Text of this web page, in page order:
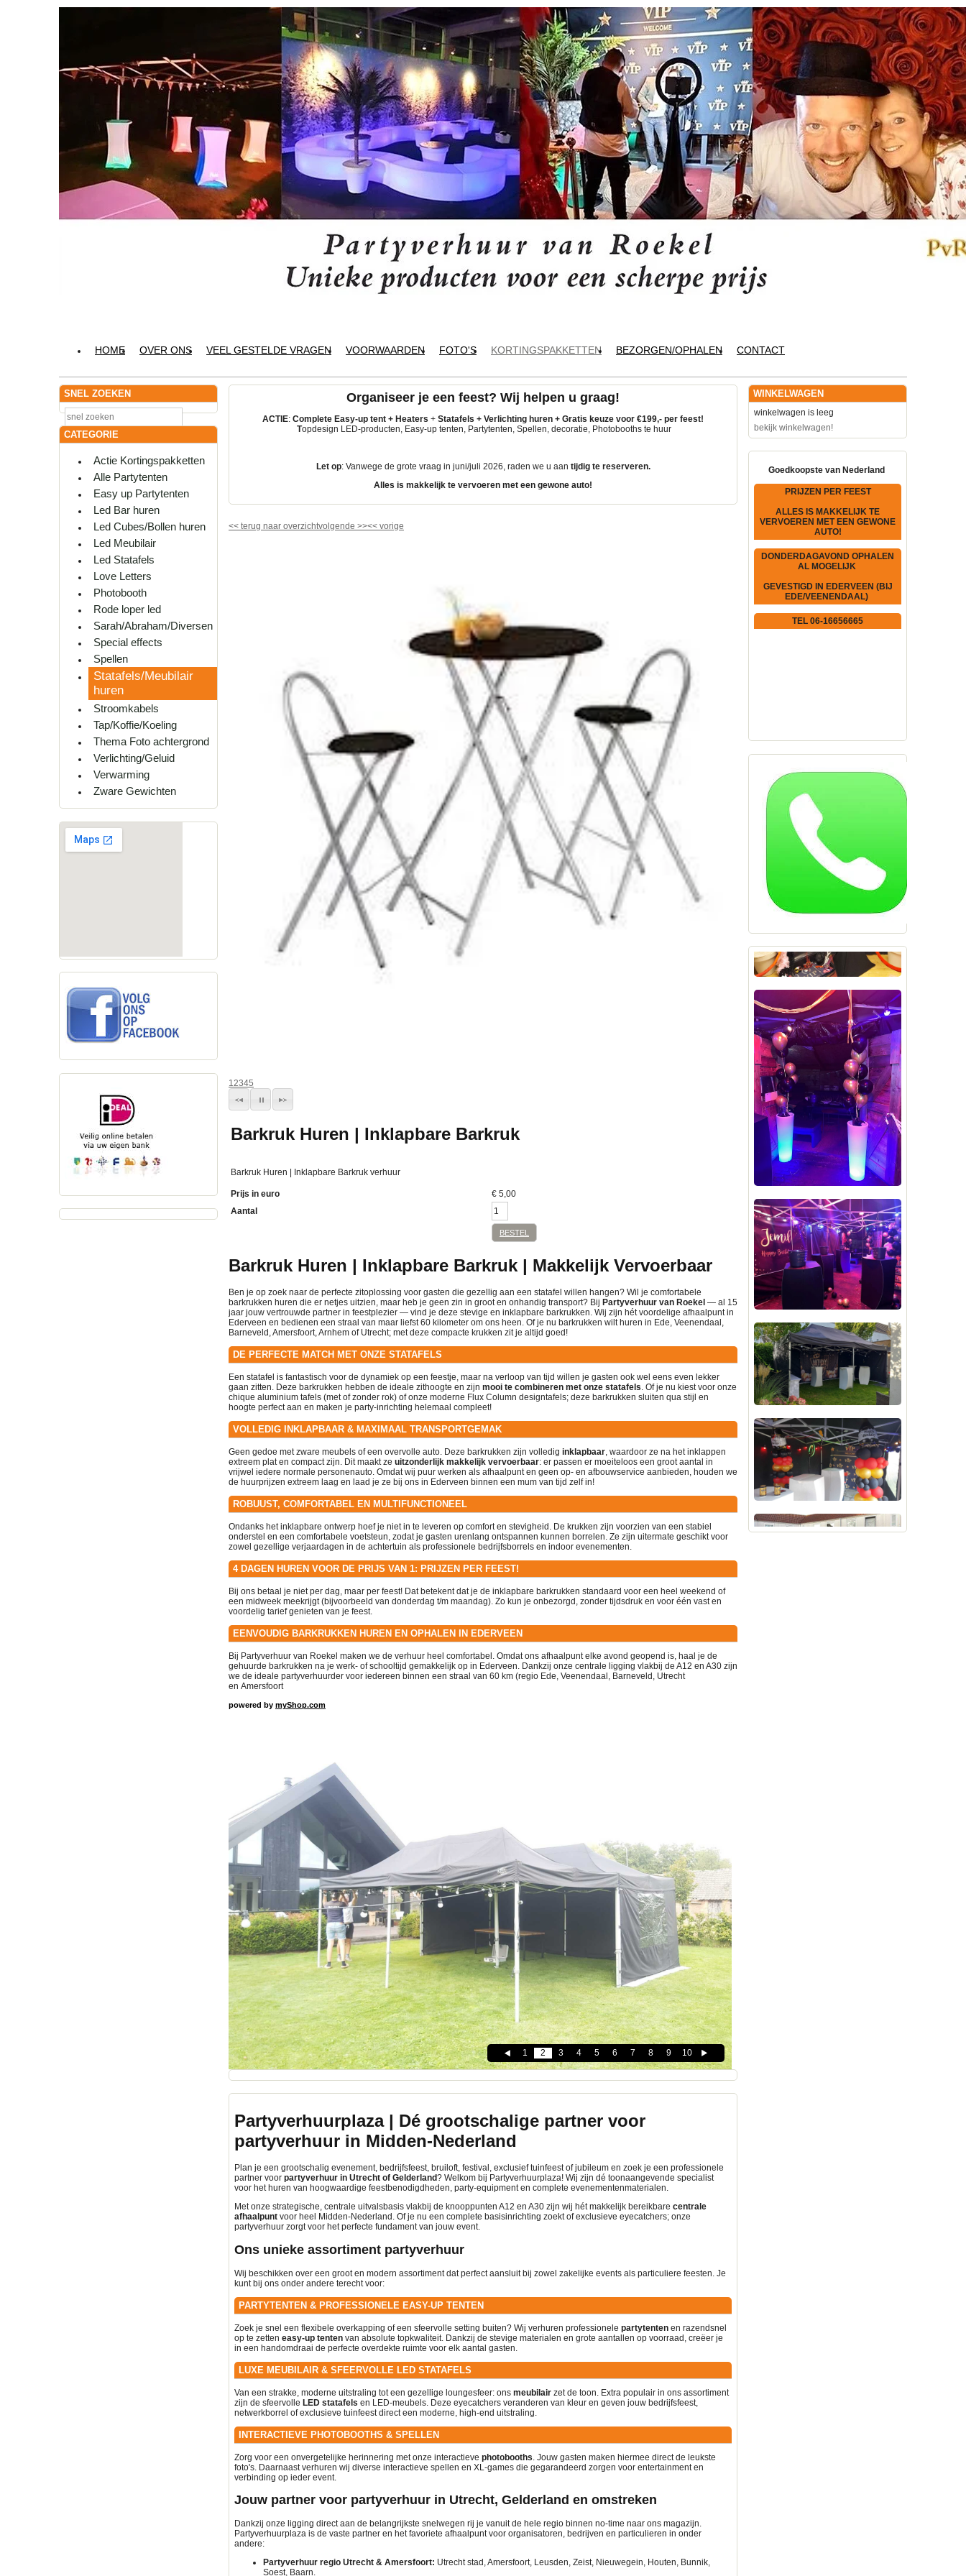
HOME OVER ONS VEEL GESTELDE VRAGEN VOORWAARDEN FOTO'S KORTINGSPAKKETTEN BEZORGEN/OPHALEN CONTACT
SNEL ZOEKEN
CATEGORIE
Actie Kortingspakketten
Alle Partytenten
Easy up Partytenten
Led Bar huren
Led Cubes/Bollen huren
Led Meubilair
Led Statafels
Love Letters
Photobooth
Rode loper led
Sarah/Abraham/Diversen
Special effects
Spellen
Statafels/Meubilair
huren
Stroomkabels
Tap/Koffie/Koeling
Thema Foto achtergrond
Verlichting/Geluid
Verwarming
Zware Gewichten
Organiseer je een feest? Wij helpen u graag!
ACTIE: Complete Easy-up tent + Heaters + Statafels + Verlichting huren + Gratis keuze voor €199,- per feest!
Topdesign LED-producten, Easy-up tenten, Partytenten, Spellen, decoratie, Photobooths te huur
Let op: Vanwege de grote vraag in juni/juli 2026, raden we u aan tijdigte reserveren.
Alles is makkelijk te vervoeren met een gewone auto!
<< terug naar overzichtvolgende >><< vorige
12345
Barkruk Huren | Inklapbare Barkruk
Barkruk Huren | Inklapbare Barkruk verhuur
Prijs in euro € 5,00
Aantal
BESTEL
Barkruk Huren | Inklapbare Barkruk | Makkelijk Vervoerbaar
Ben je op zoek naar de perfecte zitoplossing voor gasten die gezellig aan een statafel willen hangen? Wil je comfortabele
barkrukken huren die er netjes uitzien, maar heb je geen zin in groot en onhandig transport? Bij Partyverhuur van Roekel — al 15
jaar jouw vertrouwde partner in feestplezier — vind je deze stevige en inklapbare barkrukken. Wij zijn hét voordelige afhaalpunt in
Ederveen en bedienen een straal van maar liefst 60 kilometer om ons heen. Of je nu barkrukken wilt huren in Ede, Veenendaal,
Barneveld, Amersfoort, Arnhem of Utrecht; met deze compacte krukken zit je altijd goed!
DE PERFECTE MATCH MET ONZE STATAFELS
Een statafel is fantastisch voor de dynamiek op een feestje, maar na verloop van tijd willen je gasten ook wel eens even lekker
gaan zitten. Deze barkrukken hebben de ideale zithoogte en zijn mooi te combineren met onze statafels. Of je nu kiest voor onze
chique aluminium tafels (met of zonder rok) of onze moderne Flux Column designtafels; deze barkrukken sluiten qua stijl en
hoogte perfect aan en maken je party-inrichting helemaal compleet!
VOLLEDIG INKLAPBAAR & MAXIMAAL TRANSPORTGEMAK
Geen gedoe met zware meubels of een overvolle auto. Deze barkrukken zijn volledig inklapbaar, waardoor ze na het inklappen
extreem plat en compact zijn. Dit maakt ze uitzonderlijk makkelijk vervoerbaar: er passen er moeiteloos een groot aantal in
vrijwel iedere normale personenauto. Omdat wij puur werken als afhaalpunt en geen op- en afbouwservice aanbieden, houden we
de huurprijzen extreem laag en laad je ze bij ons in Ederveen binnen een mum van tijd zelf in!
ROBUUST, COMFORTABEL EN MULTIFUNCTIONEEL
Ondanks het inklapbare ontwerp hoef je niet in te leveren op comfort en stevigheid. De krukken zijn voorzien van een stabiel
onderstel en een comfortabele voetsteun, zodat je gasten urenlang ontspannen kunnen borrelen. Ze zijn uitermate geschikt voor
zowel gezellige verjaardagen in de achtertuin als professionele bedrijfsborrels en indoor evenementen.
4 DAGEN HUREN VOOR DE PRIJS VAN 1: PRIJZEN PER FEEST!
Bij ons betaal je niet per dag, maar per feest! Dat betekent dat je de inklapbare barkrukken standaard voor een heel weekend of
een midweek meekrijgt (bijvoorbeeld van donderdag t/m maandag). Zo kun je onbezorgd, zonder tijdsdruk en voor één vast en
voordelig tarief genieten van je feest.
EENVOUDIG BARKRUKKEN HUREN EN OPHALEN IN EDERVEEN
Bij Partyverhuur van Roekel maken we de verhuur heel comfortabel . Omdat ons afhaalpunt elke avond geopend is, haal je de
gehuurde barkrukken na je werk- of schooltijd gemakkelijk op in Ederveen. Dankzij onze centrale ligging vlakbij de A12 en A30 zijn
we de ideale partyverhuurder voor iedereen binnen een straal van 60 km (regio Ede, Veenendaal, Barneveld, Utrecht
en Amersfoort
powered by myShop.com
1 2 3 4 5 6 7 8 9 10
Partyverhuurplaza | Dé grootschalige partner voor
partyverhuur in Midden-Nederland
Plan je een grootschalig evenement, bedrijfsfeest, bruiloft, festival, exclusief tuinfeest of jubileum en zoek je een professionele
partner voor partyverhuur in Utrecht of Gelderland? Welkom bij Partyverhuurplaza! Wij zijn dé toonaangevende specialist
voor het huren van hoogwaardige feestbenodigdheden, party-equipment en complete evenementenmaterialen.
Met onze strategische, centrale uitvalsbasis vlakbij de knooppunten A12 en A30 zijn wij hét makkelijk bereikbare centrale
afhaalpunt voor heel Midden-Nederland. Of je nu een complete basisinrichting zoekt of exclusieve eyecatchers; onze
partyverhuur zorgt voor het perfecte fundament van jouw event.
Ons unieke assortiment partyverhuur
Wij beschikken over een groot en modern assortiment dat perfect aansluit bij zowel zakelijke events als particuliere feesten. Je
kunt bij ons onder andere terecht voor:
PARTYTENTEN & PROFESSIONELE EASY-UP TENTEN
Zoek je snel een flexibele overkapping of een sfeervolle setting buiten? Wij verhuren professionele partytenten en razendsnel
op te zetten easy-up tenten van absolute topkwaliteit. Dankzij de stevige materialen en grote aantallen op voorraad, creëer je
in een handomdraai de perfecte overdekte ruimte voor elk aantal gasten.
LUXE MEUBILAIR & SFEERVOLLE LED STATAFELS
Van een strakke, moderne uitstraling tot een gezellige loungesfeer: ons meubilair zet de toon. Extra populair in ons assortiment
zijn de sfeervolle LED statafels en LED-meubels. Deze eyecatchers veranderen van kleur en geven jouw bedrijfsfeest,
netwerkborrel of exclusieve tuinfeest direct een moderne, high-end uitstraling.
INTERACTIEVE PHOTOBOOTHS & SPELLEN
Zorg voor een onvergetelijke herinnering met onze interactieve photobooths . Jouw gasten maken hiermee direct de leukste
foto's. Daarnaast verhuren wij diverse interactieve spellen en XL-games die gegarandeerd zorgen voor entertainment en
verbinding op ieder event.
Jouw partner voor partyverhuur in Utrecht, Gelderland en omstreken
Dankzij onze ligging direct aan de belangrijkste snelwegen rij je vanuit de hele regio binnen no-time naar ons magazijn.
Partyverhuurplaza is de vaste partner en het favoriete afhaalpunt voor organisatoren, bedrijven en particulieren in onder
andere:
Partyverhuur regio Utrecht & Amersfoort: Utrecht stad, Amersfoort, Leusden, Zeist, Nieuwegein, Houten, Bunnik,
Soest, Baarn.
WINKELWAGEN
winkelwagen is leeg
bekijk winkelwagen!
Goedkoopste van Nederland
PRIJZEN PER FEEST
ALLES IS MAKKELIJK TE
VERVOEREN MET EEN GEWONE
AUTO!
DONDERDAGAVOND OPHALEN
AL MOGELIJK
GEVESTIGD IN EDERVEEN (BIJ
EDE/VEENENDAAL)
TEL 06-16656665